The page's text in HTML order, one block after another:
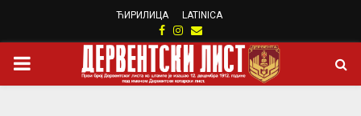
ЋИРИЛИЦА LATINICA
Facebook
Instagram
Email
PRIMARY